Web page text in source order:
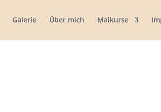
Galerie Über mich Malkurse